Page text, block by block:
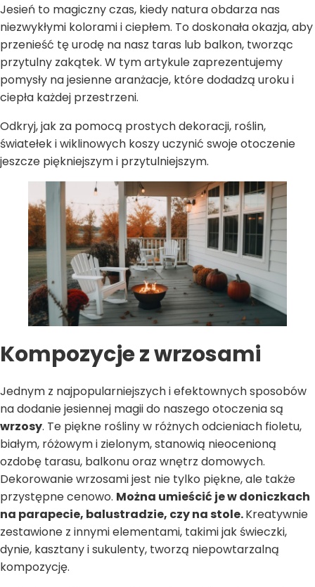
Jesień to magiczny czas, kiedy natura obdarza nas
niezwykłymi kolorami i ciepłem. To doskonała okazja, aby
przenieść tę urodę na nasz taras lub balkon, tworząc
przytulny zakątek. W tym artykule zaprezentujemy
pomysły na jesienne aranżacje, które dodadzą uroku i
ciepła każdej przestrzeni.
Odkryj, jak za pomocą prostych dekoracji, roślin,
światełek i wiklinowych koszy uczynić swoje otoczenie
jeszcze piękniejszym i przytulniejszym.
Kompozycje z wrzosami
Jednym z najpopularniejszych i efektownych sposobów
na dodanie jesiennej magii do naszego otoczenia są
wrzosy. Te piękne rośliny w różnych odcieniach fioletu,
białym, różowym i zielonym, stanowią nieocenioną
ozdobę tarasu, balkonu oraz wnętrz domowych.
Dekorowanie wrzosami jest nie tylko piękne, ale także
przystępne cenowo. Można umieścić je w doniczkach
na parapecie, balustradzie, czy na stole.Kreatywnie
zestawione z innymi elementami, takimi jak świeczki,
dynie, kasztany i sukulenty, tworzą niepowtarzalną
kompozycję.